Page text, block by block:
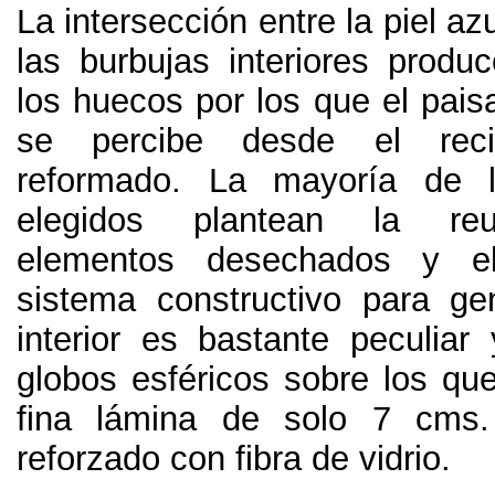
La intersección entre la piel
las burbujas interiores
los huecos por los que el
se percibe desde el
reformado. La mayoría de
elegidos plantean la
elementos desechados y
sistema constructivo para
interior es bastante
globos esféricos sobre los
fina lámina de solo 7 cms
reforzado con fibra de vidrio.